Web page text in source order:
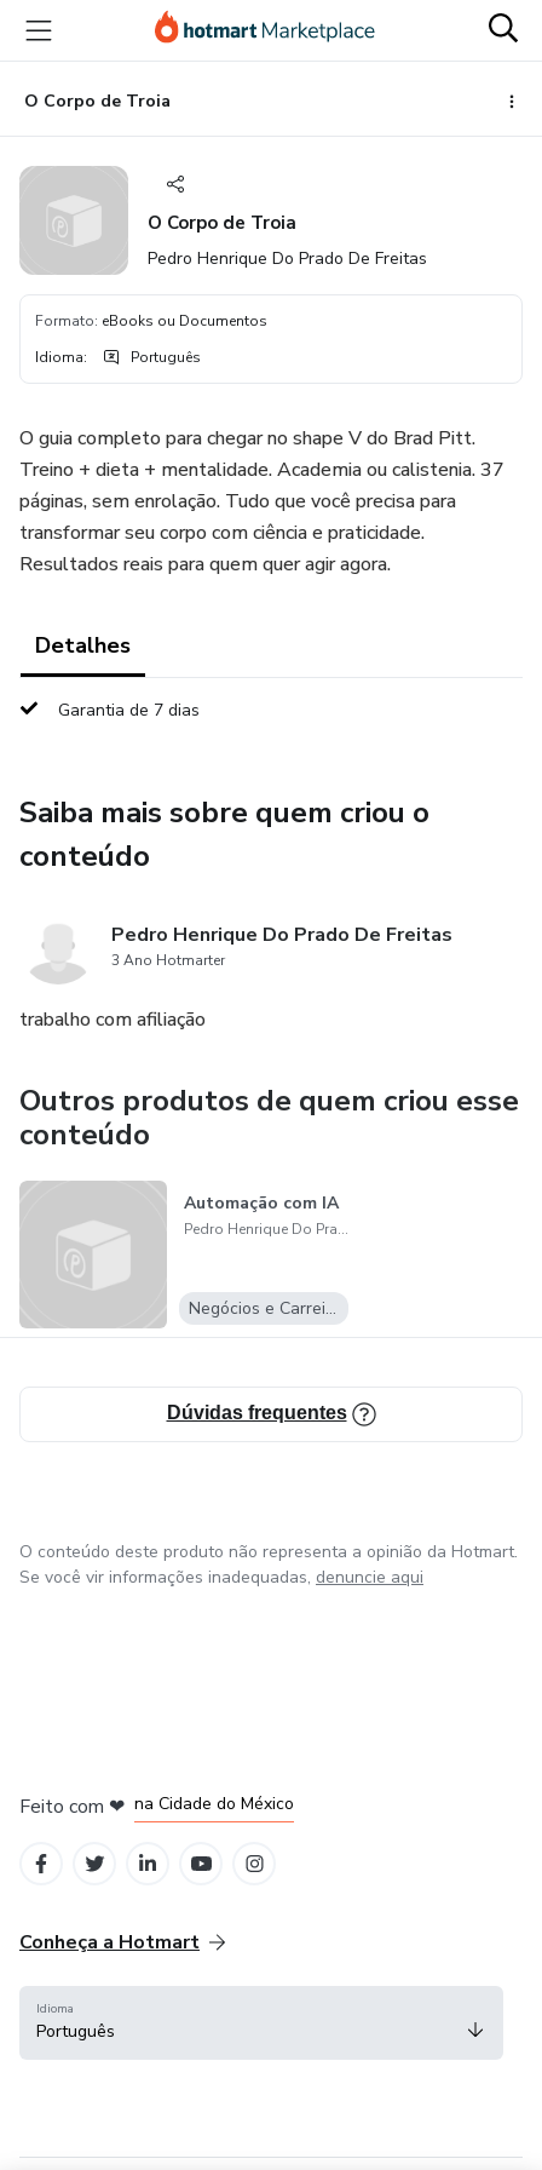
para
conteúdo
principal
para
pagamento
para
rodapé
O Corpo de Troia
O Corpo de Troia
Pedro Henrique Do Prado De Freitas
Formato: eBooks ou Documentos
Idioma: Português
O guia completo para chegar no shape V do Brad Pitt.
Treino + dieta + mentalidade. Academia ou calistenia. 37
páginas, sem enrolação. Tudo que você precisa para
transformar seu corpo com ciência e praticidade.
Resultados reais para quem quer agir agora.
Detalhes
Garantia de 7 dias
Saiba mais sobre quem criou o
conteúdo
Pedro Henrique Do Prado De Freitas
3 Ano Hotmarter
trabalho com afiliação
Outros produtos de quem criou esse
conteúdo
Automação com IA
Pedro Henrique Do Prado De Freitas
Negócios e Carreira
Dúvidas frequentes
O conteúdo deste produto não representa a opinião da Hotmart.
Se você vir informações inadequadas, denuncie aqui
Feito com ❤ na Cidade do México
Conheça a Hotmart
Idioma
Português